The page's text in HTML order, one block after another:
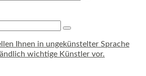
Ihnen in ungekünstelter Sprache
wichtige Künstler vor.